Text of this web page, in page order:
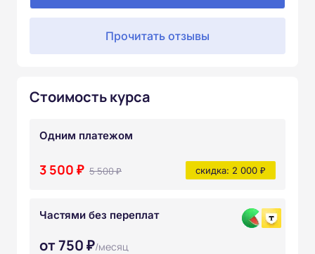
Прочитать отзывы
Стоимость курса
Одним платежом
3 500 ₽ 5 500 ₽ скидка: 2 000 ₽
Частями без переплат
от 750 ₽/месяц